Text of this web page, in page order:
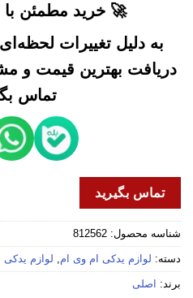
🚀 خرید مطمئن با
به دلیل تغییرات
دریافت بهترین قیمت و
تماس
تماس بگیرید
شناسه محصول: 812562
دسته: لوازم یدکی ام وی ام, لوازم یدکی
برند: اصلی